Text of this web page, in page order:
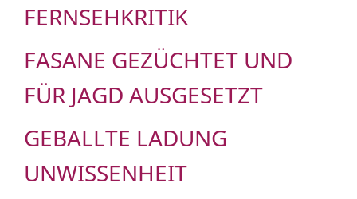
FERNSEHKRITIK
FASANE GEZÜCHTET UND
FÜR JAGD AUSGESETZT
GEBALLTE LADUNG
UNWISSENHEIT